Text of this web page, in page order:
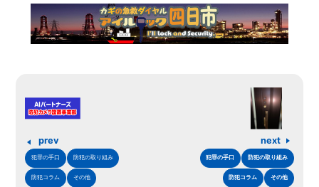
prev
犯罪の手口 防犯の取り組み
防犯コラム その他
next
犯罪の手口 防犯の取り組み
防犯コラム その他